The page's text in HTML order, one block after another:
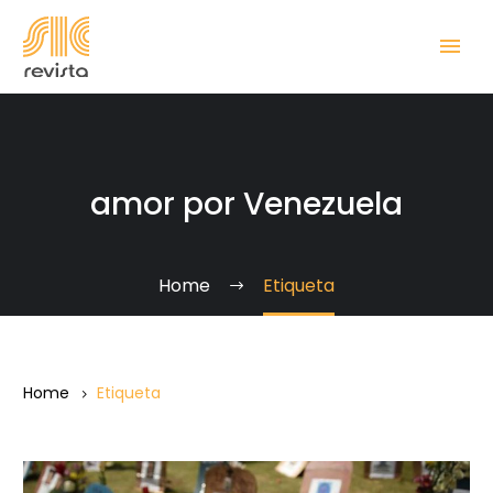
amor por Venezuela
Home Etiqueta
Home Etiqueta
Las